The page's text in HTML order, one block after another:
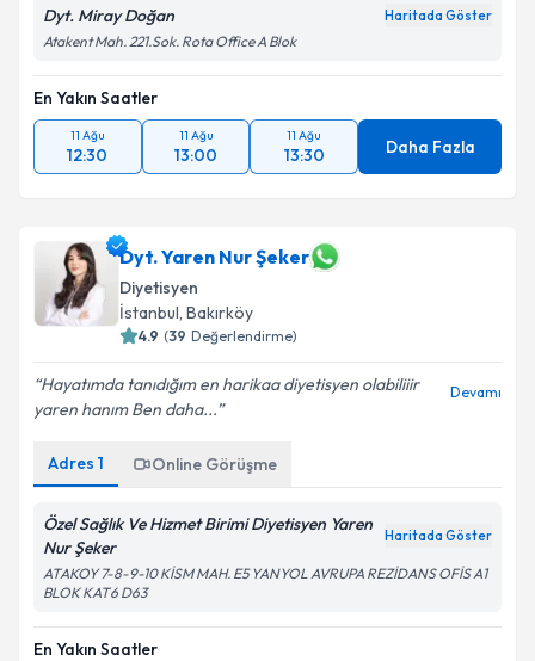
Dyt. Miray Doğan Haritada Göster
Atakent Mah. 221.Sok. Rota Office A Blok
En Yakın Saatler
11 Ağu
12:30
11 Ağu
13:00
11 Ağu
13:30 Daha Fazla
Dyt. Yaren Nur Şeker
Diyetisyen
İstanbul, Bakırköy
4.9 (39 Değerlendirme)
Hayatımda tanıdığım en harikaa diyetisyen olabiliiir
yaren hanım Ben daha...
Devamı
Adres 1 Online Görüşme
Özel Sağlık Ve Hizmet Birimi Diyetisyen Yaren
Nur Şeker
Haritada Göster
ATAKOY 7-8-9-10 KİSM MAH. E5 YANYOL AVRUPA REZİDANS OFİS A1
BLOK KAT6 D63
En Yakın Saatler